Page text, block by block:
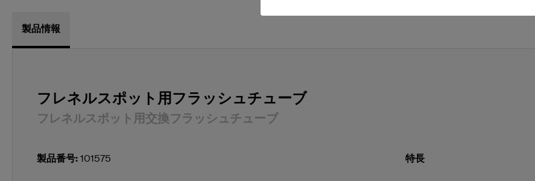
製品情報
フレネルスポット用フラッシュチューブ
フレネルスポット用交換フラッシュチューブ
製品番号: 101575 特長